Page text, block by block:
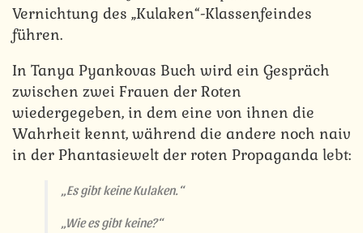
Vernichtung des „Kulaken“-Klassenfeindes
führen.
In Tanya Pyankovas Buch wird ein Gespräch
zwischen zwei Frauen der Roten
wiedergegeben, in dem eine von ihnen die
Wahrheit kennt, während die andere noch naiv
in der Phantasiewelt der roten Propaganda lebt:
„Es gibt keine Kulaken.“
„Wie es gibt keine?“